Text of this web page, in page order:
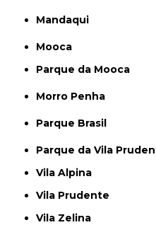
Mandaqui
Mooca
Parque da Mooca
Morro Penha
Parque Brasil
Parque da Vila
Vila Alpina
Vila Prudente
Vila Zelina